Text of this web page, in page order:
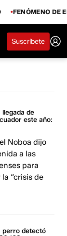
FENÓMENO DE
Suscríbete
llegada de
este año:
Noboa dijo
a las
para
“crisis de
perro detectó